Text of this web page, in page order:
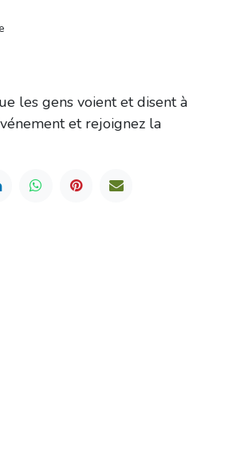
les gens voient et disent à
et rejoignez la